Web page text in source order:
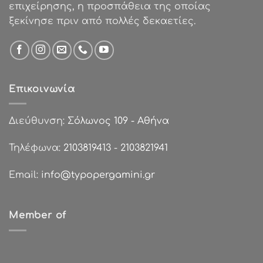
επιχείρησης, η προσπάθεια της οποίας
ξεκίνησε πριν από πολλές δεκαετίες.
Επικοινωνία
Διεύθυνση: Σόλωνος 109 - Αθήνα
Τηλέφωνα: 2103819413 - 2103821941
Email: info@typopergamini.gr
Member of